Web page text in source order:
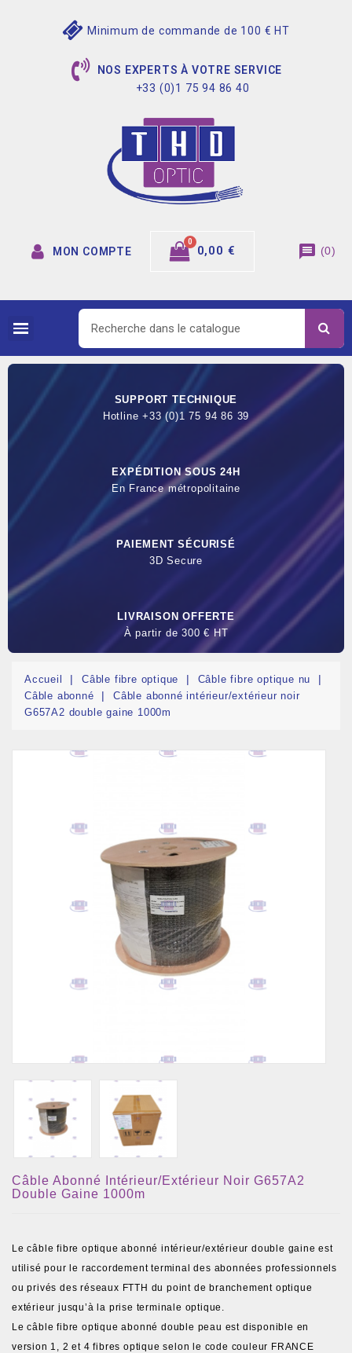
Minimum de commande de 100 € HT
NOS EXPERTS À VOTRE SERVICE
+33 (0)1 75 94 86 40
MON COMPTE 0,00 € message (0)
SUPPORT TECHNIQUE
Hotline +33 (0)1 75 94 86 39
EXPÉDITION SOUS 24H
En France métropolitaine
PAIEMENT SÉCURISÉ
3D Secure
LIVRAISON OFFERTE
À partir de 300 € HT
Accueil Câble fibre optique
Câble fibre optique nu
Câble abonné
Câble abonné intérieur/extérieur noir
G657A2 double gaine 1000m
Câble Abonné Intérieur/extérieur Noir G657A2
Double Gaine 1000m
Le câble fibre optique abonné intérieur/extérieur double gaine est
utilisé pour le raccordement terminal des abonnées professionnels
ou privés des réseaux FTTH du point de branchement optique
extérieur jusqu’à la prise terminale optique.
Le câble fibre optique abonné double peau est disponible en
version 1, 2 et 4 fibres optique selon le code couleur FRANCE